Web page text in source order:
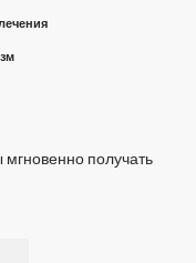
получать